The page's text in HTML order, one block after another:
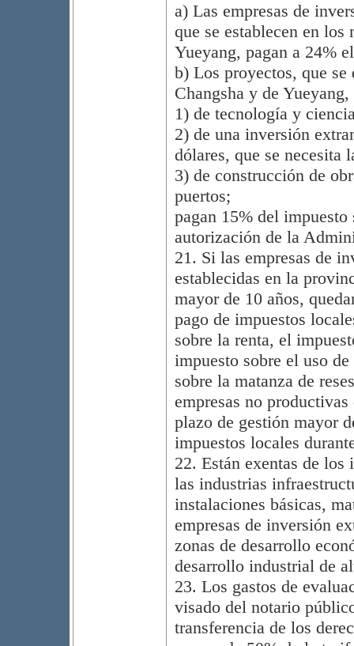
a) Las empresas de
que se establecen en
Yueyang, pagan a 24%
b) Los proyectos, que
Changsha y de Yueyang,
1) de tecnología y
2) de una inversión
dólares, que se necesita
3) de construcción de
puertos;
pagan 15% del
autorización de la
21. Si las empresas de
establecidas en la
mayor de 10 años,
pago de impuestos
sobre la renta, el
impuesto sobre el uso
sobre la matanza de
empresas no
plazo de gestión mayor
impuestos locales
22. Están exentas de los
las industrias
instalaciones básicas,
empresas de inversión
zonas de desarrollo
desarrollo industrial de
23. Los gastos de
visado del notario
transferencia de los